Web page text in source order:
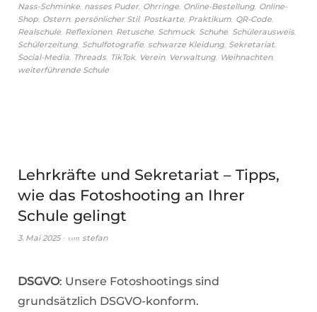
Nass-Schminke nasses Puder, Ohrringe Online-Bestellung Online-
Shop Ostern, persönlicher Stil, Postkarte Praktikum QR-Code
Realschule Reflexionen, Retusche Schmuck, Schuhe Schülerausweis
Schülerzeitung Schulfotografie schwarze Kleidung Sekretariat
Social-Media Threads TikTok, Verein, Verwaltung Weihnachten,
weiterführende Schule
Lehrkräfte und Sekretariat – Tipps,
wie das Fotoshooting an Ihrer
Schule gelingt
3. Mai 2025 von stefan
DSGVO: Unsere Fotoshootings sind
grundsätzlich DSGVO-konform.